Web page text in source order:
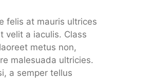
felis at mauris ultrices
velit a iaculis. Class
metus non,
malesuada ultricies.
a semper tellus